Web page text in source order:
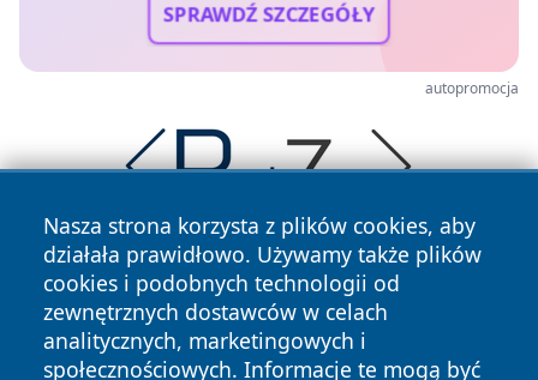
SPRAWDŹ SZCZEGÓŁY
autopromocja
Nasza strona korzysta z plików cookies, aby
działała prawidłowo. Używamy także plików
cookies i podobnych technologii od
zewnętrznych dostawców w celach
analitycznych, marketingowych i
społecznościowych. Informacje te mogą być